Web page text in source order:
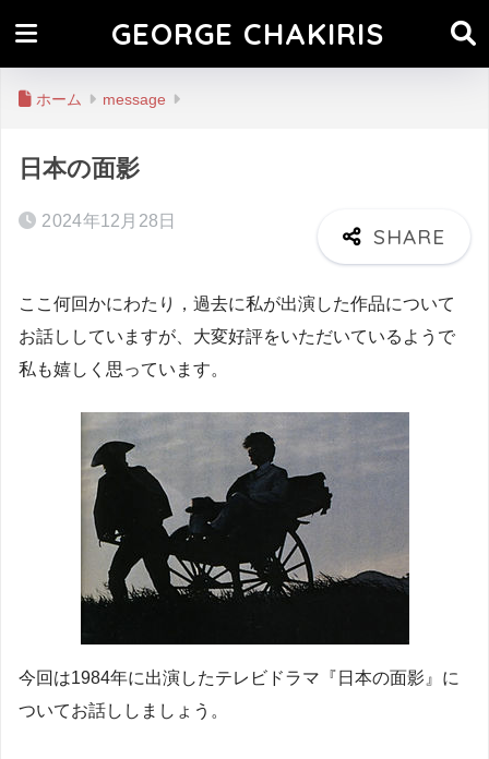
GEORGE CHAKIRIS
ホーム message
日本の面影
2024年12月28日
ここ何回かにわたり，過去に私が出演した作品について
お話ししていますが、大変好評をいただいているようで
私も嬉しく思っています。
今回は1984年に出演したテレビドラマ『日本の面影』に
ついてお話ししましょう。